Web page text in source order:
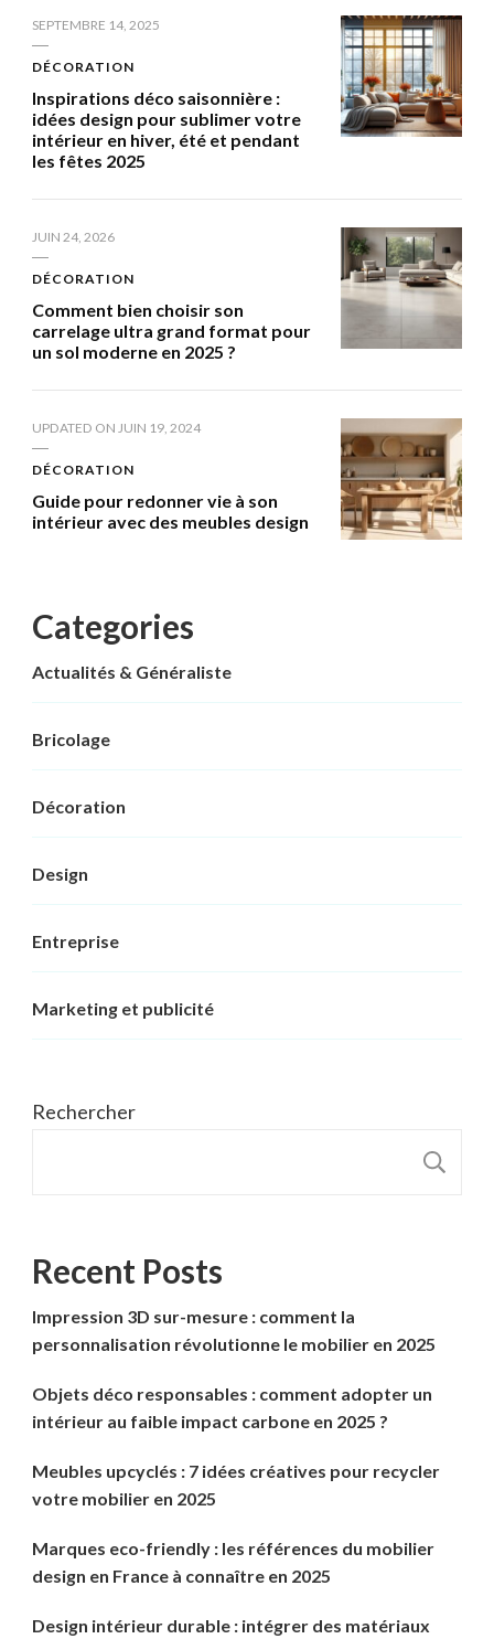
SEPTEMBRE 14, 2025
DÉCORATION
Inspirations déco saisonnière :
idées design pour sublimer votre
intérieur en hiver, été et pendant
les fêtes 2025
JUIN 24, 2026
DÉCORATION
Comment bien choisir son
carrelage ultra grand format pour
un sol moderne en 2025 ?
UPDATED ON JUIN 19, 2024
DÉCORATION
Guide pour redonner vie à son
intérieur avec des meubles design
Categories
Actualités & Généraliste
Bricolage
Décoration
Design
Entreprise
Marketing et publicité
Rechercher
Recent Posts
Impression 3D sur-mesure : comment la
personnalisation révolutionne le mobilier en 2025
Objets déco responsables : comment adopter un
intérieur au faible impact carbone en 2025 ?
Meubles upcyclés : 7 idées créatives pour recycler
votre mobilier en 2025
Marques eco-friendly : les références du mobilier
design en France à connaître en 2025
Design intérieur durable : intégrer des matériaux